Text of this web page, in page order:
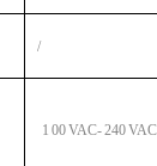
/
1 00VAC-240